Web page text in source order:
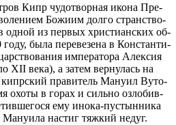
Кипр чу­до­твор­ная ико­на Пре­
Бо­жи­им дол­го стран­ство­
од­ной из пер­вых хри­сти­ан­ских об­
бы­ла пе­ре­ве­зе­на в Кон­стан­ти­
им­пе­ра­то­ра Алек­сия
ХII ве­ка), а за­тем вер­ну­лась на
пра­ви­тель Ма­ну­ил Ву­то­
охо­ты в го­рах и силь­но озло­бив­
ему ино­ка-пу­стын­ни­ка
на­стиг тяж­кий недуг.